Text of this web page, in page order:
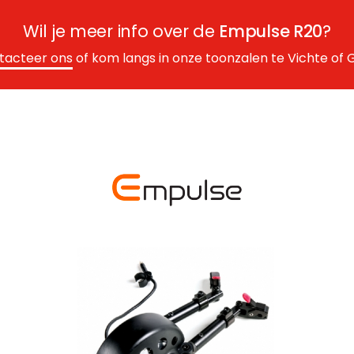
Wil je meer info over de Empulse R20?
ons of kom langs in onze toonzalen te Vichte of